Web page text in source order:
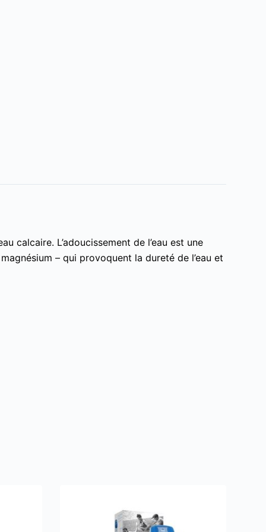
calcaire. L’adoucissement de l’eau est une
– qui provoquent la dureté de l’eau et